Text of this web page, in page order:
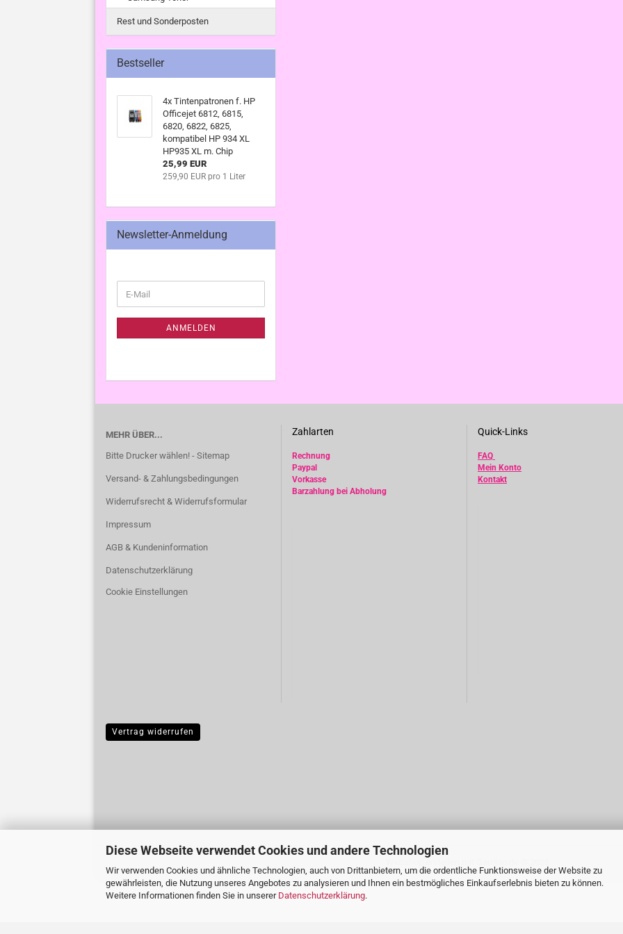
Diese Webseite verwendet Cookies und andere Technologien
Wir verwenden Cookies und ähnliche Technologien, auch von Drittanbietern, um die ordentliche Funktionsweise der Website zu
gewährleisten, die Nutzung unseres Angebotes zu analysieren und Ihnen ein bestmögliches Einkaufserlebnis bieten zu können.
Weitere Informationen finden Sie in unserer Datenschutzerklärung.
Rest und Sonderposten
Bestseller
4x Tintenpatronen f. HP
Officejet 6812, 6815,
6820, 6822, 6825,
kompatibel HP 934 XL
HP935 XL m. Chip
25,99 EUR
259,90 EUR pro 1 Liter
Newsletter-Anmeldung
ZUR
ANMELDUNG
E-
Mail
ANMELDEN
MEHR ÜBER...
Bitte Drucker wählen! - Sitemap
Versand- & Zahlungsbedingungen
Widerrufsrecht & Widerrufsformular
Impressum
AGB & Kundeninformation
Datenschutzerklärung
Cookie Einstellungen
Zahlarten
Rechnung
Paypal
Vorkasse
Barzahlung bei Abholung
Quick-Links
FAQ
Mein Konto
Kontakt
Vertrag widerrufen